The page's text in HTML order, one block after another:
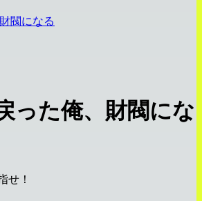
閥になる
った俺、財閥にな
せ！